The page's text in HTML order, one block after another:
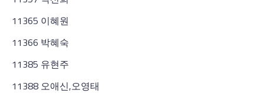
11365 이혜원
11366 박혜숙
11385 유현주
11388 오애신,오영태